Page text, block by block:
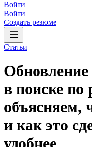
Войти
Войти
Создать резюме
Статьи
в поиске по
объясняем,
и как это
удобнее